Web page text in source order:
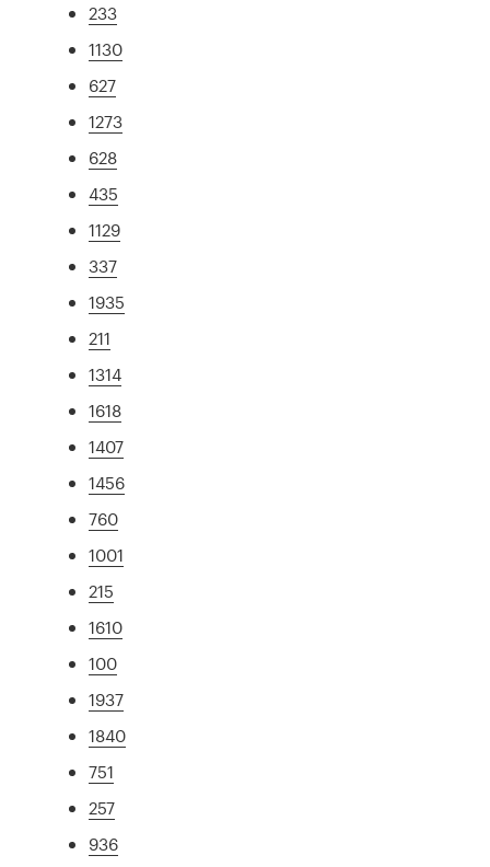
233
1130
627
1273
628
435
1129
337
1935
211
1314
1618
1407
1456
760
1001
215
1610
100
1937
1840
751
257
936